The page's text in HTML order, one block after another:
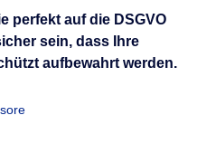
perfekt auf die DSGVO
sein, dass Ihre
aufbewahrt werden.